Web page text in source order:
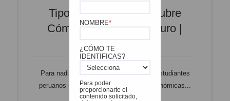
Tipos De Becas: Descubre
Cómo Financiar Tu Futuro |
BlogUCSP
Para nadie es un secreto que muchos estudiantes
peruanos se enfrentan a situaciones económicas...
NOMBRE*
¿CÓMO TE
IDENTIFICAS?
Para poder
proporcionarte el
contenido solicitado,